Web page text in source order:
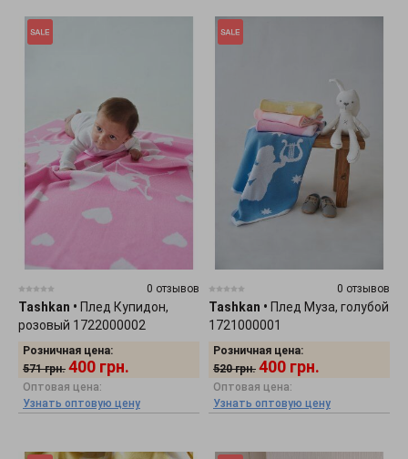
0 отзывов
Tashkan • Плед Купидон,
розовый 1722000002
Розничная цена:
571 грн. 400 грн.
Оптовая цена:
Узнать оптовую цену
0 отзывов
Tashkan • Плед Муза, голубой
1721000001
Розничная цена:
520 грн. 400 грн.
Оптовая цена:
Узнать оптовую цену